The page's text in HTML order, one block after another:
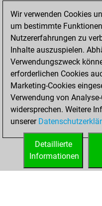
of
2022
your
Wir verwenden Cookies
um bestimmte
Nutzererfahrungen zu
Inhalte auszuspielen.
Verwendungszweck
erforderlichen Cookies
Marketing-Cookies
Verwendung von
widersprechen. Weitere
unserer
Detaillierte
Informationen